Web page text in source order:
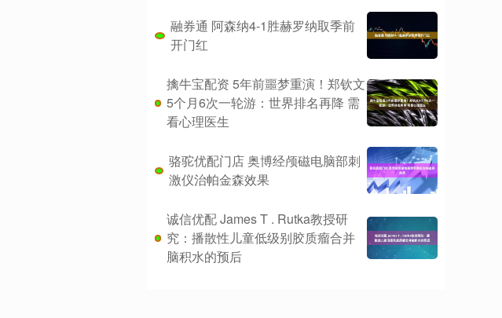
融券通 阿森纳4-1胜赫罗纳取季前
开门红
擒牛宝配资 5年前噩梦重演！郑钦文
5个月6次一轮游：世界排名再降 需
看心理医生
骆驼优配门店 奥博经颅磁电脑部刺
激仪治帕金森效果
诚信优配 James T . Rutka教授研
究：播散性儿童低级别胶质瘤合并
脑积水的预后